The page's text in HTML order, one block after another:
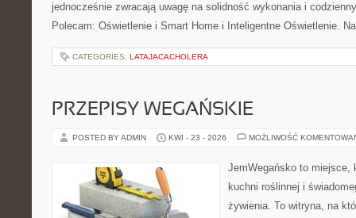
jednocześnie zwracają uwagę na solidność wykonania i
Polecam: Oświetlenie i Smart Home i Inteligentne Oświetlenie.
CATEGORIES: LATAJACACHOLERA
PRZEPISY WEGAŃSKIE
POSTED BY ADMIN KWI - 23 - 2026 MOŻLIWOŚĆ
JemWegańsko to miejsce,
kuchni roślinnej i
żywienia. To witryna, na